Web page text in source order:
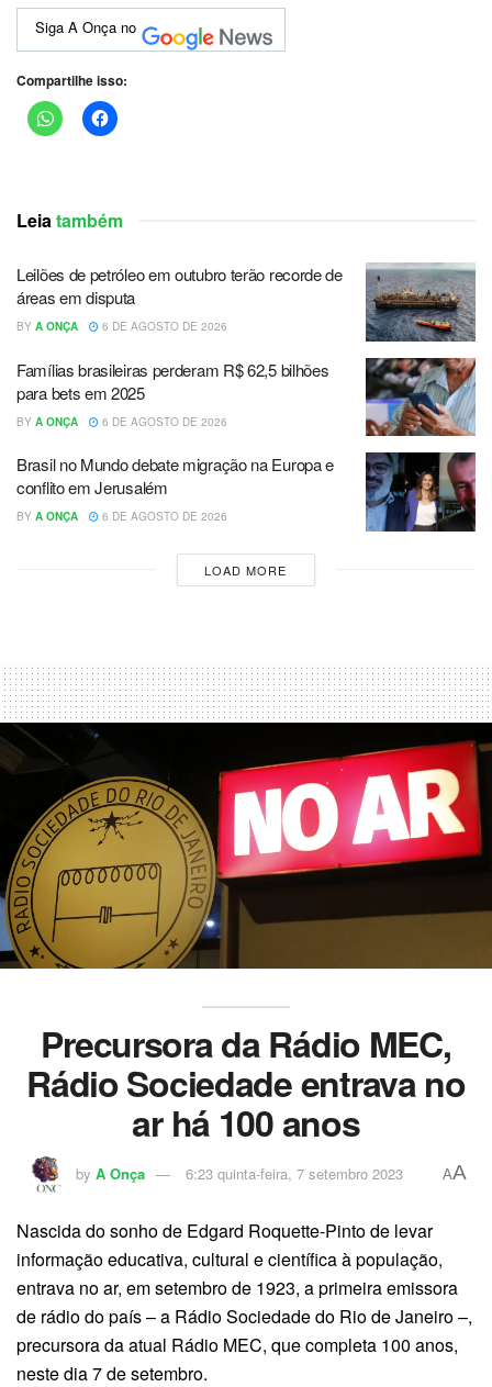
Siga A Onça no
Compartilhe isso:
Leiatambém
Leilões de petróleo em outubro terão recorde de
áreas em disputa
BY A ONÇA 6 DE AGOSTO DE 2026
Famílias brasileiras perderam R$ 62,5 bilhões
para bets em 2025
BY A ONÇA 6 DE AGOSTO DE 2026
Brasil no Mundo debate migração na Europa e
conflito em Jerusalém
BY A ONÇA 6 DE AGOSTO DE 2026
LOAD MORE
Precursora da Rádio MEC,
Rádio Sociedade entrava no
ar há 100 anos
by A Onça 6:23 quinta-feira, 7 setembro 2023 AA
Nascida do sonho de Edgard Roquette-Pinto de levar
informação educativa, cultural e científica à população,
entrava no ar, em setembro de 1923, a primeira emissora
de rádio do país – a Rádio Sociedade do Rio de Janeiro –,
precursora da atual Rádio MEC, que completa 100 anos,
neste dia 7 de setembro.